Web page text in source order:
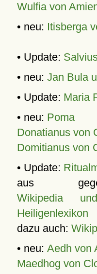
Wulfia von
• neu: Itisberga
• Update:
• neu: Jan Bula
• Update: Maria
• neu: Poma
Donatianus von
Domitianus von
• Update:
aus
Wikipedia
Heiligenlexikon
dazu auch:
• neu: Aedh von
Maedhog von